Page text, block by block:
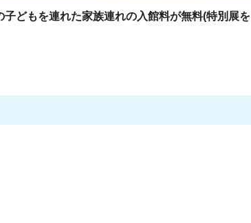
子どもを連れた家族連れの入館料が無料(特別展を